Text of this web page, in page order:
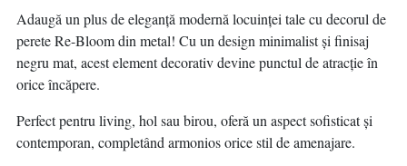
Adaugă un plus de eleganță modernă locuinței tale cu decorul de
perete Re-Bloom din metal! Cu un design minimalist și finisaj
negru mat, acest element decorativ devine punctul de atracție în
orice încăpere.
Perfect pentru living, hol sau birou, oferă un aspect sofisticat și
contemporan, completând armonios orice stil de amenajare.